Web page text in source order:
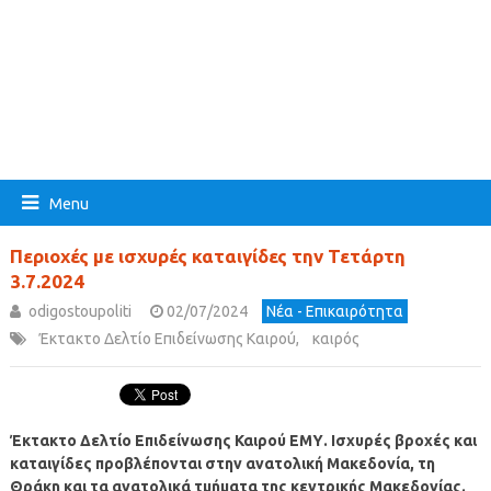
Menu
Περιοχές με ισχυρές καταιγίδες την Τετάρτη
3.7.2024
odigostoupoliti 02/07/2024
Νέα - Επικαιρότητα
Έκτακτο Δελτίο Επιδείνωσης Καιρού, καιρός
Έκτακτο Δελτίο Επιδείνωσης Καιρού ΕΜΥ. Ισχυρές βροχές και
καταιγίδες προβλέπονται στην ανατολική Μακεδονία, τη
Θράκη και τα ανατολικά τμήματα της κεντρικής Μακεδονίας.